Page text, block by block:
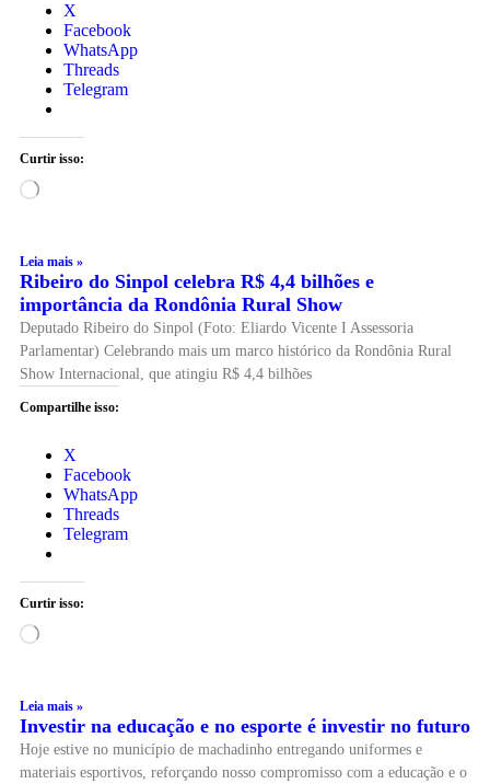
X
Facebook
WhatsApp
Threads
Telegram
Curtir isso:
Leia mais »
Ribeiro do Sinpol celebra R$ 4,4 bilhões e
importância da Rondônia Rural Show
Deputado Ribeiro do Sinpol (Foto: Eliardo Vicente I Assessoria
Parlamentar) Celebrando mais um marco histórico da Rondônia Rural
Show Internacional, que atingiu R$ 4,4 bilhões
Compartilhe isso:
X
Facebook
WhatsApp
Threads
Telegram
Curtir isso:
Leia mais »
Investir na educação e no esporte é investir no futuro
Hoje estive no município de machadinho entregando uniformes e
materiais esportivos, reforçando nosso compromisso com a educação e o